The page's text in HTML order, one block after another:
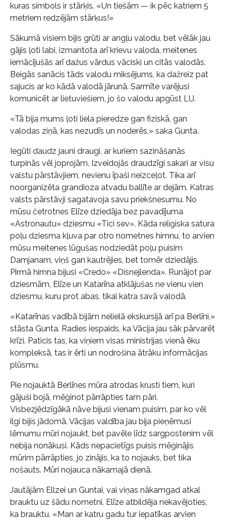
kuras simbols ir stārķis. «Un tiešām — ik pēc katriem 5
metriem redzējām stārķus!»
Sākumā visiem bijis grūti ar angļu valodu, bet vēlāk jau
gājis ļoti labi, izmantota arī krievu valoda, meitenes
iemācījušās arī dažus vārdus vāciski un citās valodās.
Beigās sanācis tāds valodu miksējums, ka dažreiz pat
sajucis ar ko kādā valodā jārunā. Sarmīte varējusi
komunicēt ar lietuviešiem, jo šo valodu apgūst LU.
«Tā bija mums ļoti liela pieredze gan fiziskā, gan
valodas ziņā, kas nezudīs un noderēs,» saka Gunta.
Iegūti daudz jauni draugi, ar kuriem sazināšanās
turpinās vēl joprojām. Izveidojās draudzīgi sakari ar visu
valstu pārstāvjiem, nevienu īpaši neizceļot. Tika arī
noorganizēta grandioza atvadu ballīte ar dejām. Katras
valsts pārstāvji sagatavoja savu priekšnesumu. No
mūsu četrotnes Elīze dziedāja bez pavadījuma
«Astronautu» dziesmu «Tici sev». Kāda reliģiska satura
poļu dziesma kļuva par otro nometnes himnu, to arvien
mūsu meitenes lūgušas nodziedāt poļu puisim
Damjanam, viņš gan kautrējies, bet tomēr dziedājis.
Pirmā himna bijusi «Credo» «Disnejlenda». Runājot par
dziesmām, Elīze un Katarīna atklājušas ne vienu vien
dziesmu, kuru prot abas, tikai katra savā valodā.
«Katarīnas vadībā bijām nelielā ekskursijā arī pa Berlīni,»
stāsta Gunta. Radies iespaids, ka Vācija jau sāk pārvarēt
krīzi. Paticis tas, ka viņiem visas ministrijas vienā ēku
kompleksā, tas ir ērti un nodrošina ātrāku informācijas
plūsmu.
Pie nojauktā Berlīnes mūra atrodas krusti tiem, kuri
gājuši bojā, mēģinot pārrāpties tam pāri.
Visbezjēdzīgākā nāve bijusi vienam puisim, par ko vēl
ilgi bijis jādomā. Vācijas valdība jau bija pieņēmusi
lēmumu mūri nojaukt, bet pavēle līdz sargpostenim vēl
nebija nonākusi. Kāds nepacietīgs puisis mēģinājis
mūrim pārrāpties, jo zinājis, ka to nojauks, bet tika
nošauts. Mūri nojauca nākamajā dienā.
Jautājām Ellzei un Guntai, vai viņas nākamgad atkal
brauktu uz šādu nometni. Elīze atbildēja nekavējoties,
ka brauktu. «Man ar katru gadu tur iepatīkas arvien